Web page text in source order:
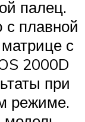
палец.
с плавной
с
2000D
при
режиме.